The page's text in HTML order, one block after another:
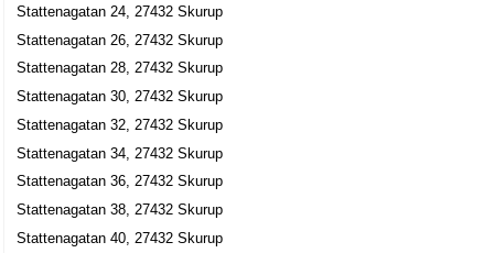
Stattenagatan 24, 27432 Skurup
Stattenagatan 26, 27432 Skurup
Stattenagatan 28, 27432 Skurup
Stattenagatan 30, 27432 Skurup
Stattenagatan 32, 27432 Skurup
Stattenagatan 34, 27432 Skurup
Stattenagatan 36, 27432 Skurup
Stattenagatan 38, 27432 Skurup
Stattenagatan 40, 27432 Skurup